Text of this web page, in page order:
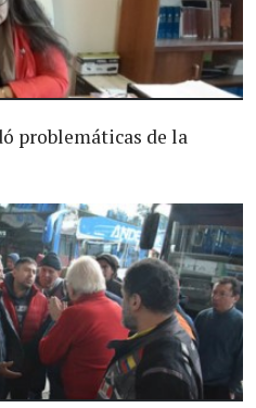
problemáticas de la